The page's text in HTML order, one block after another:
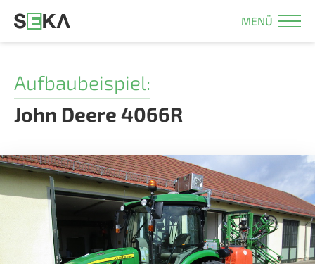
MENÜ
Aufbaubeispiel:
John Deere 4066R